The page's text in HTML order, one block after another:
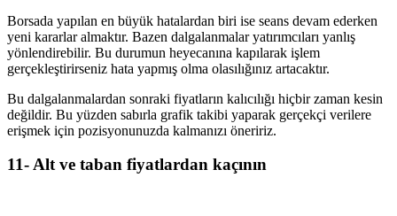
Borsada yapılan en büyük hatalardan biri ise seans devam ederken
yeni kararlar almaktır. Bazen dalgalanmalar yatırımcıları yanlış
yönlendirebilir. Bu durumun heyecanına kapılarak işlem
gerçekleştirirseniz hata yapmış olma olasılığınız artacaktır.
Bu dalgalanmalardan sonraki fiyatların kalıcılığı hiçbir zaman kesin
değildir. Bu yüzden sabırla grafik takibi yaparak gerçekçi verilere
erişmek için pozisyonunuzda kalmanızı öneririz.
11- Alt ve taban fiyatlardan kaçının